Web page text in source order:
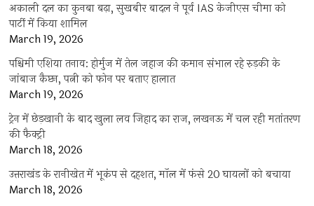
अकाली दल का कुनबा बढ़ा, सुखबीर बादल ने पूर्व IAS केजीएस चीमा को
पार्टी में किया शामिल
March 19, 2026
पश्चिमी एशिया तनाव: होर्मुज में तेल जहाज की कमान संभाल रहे रुड़की के
जांबाज कैप्टन, पत्नी को फोन पर बताए हालात
March 19, 2026
ट्रेन में छेड़खानी के बाद खुला लव जिहाद का राज, लखनऊ में चल रही मतांतरण
की फैक्ट्री
March 18, 2026
उत्तराखंड के रानीखेत में भूकंप से दहशत, मॉल में फंसे 20 घायलों को बचाया
March 18, 2026